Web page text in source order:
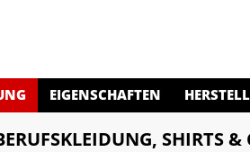
EIGENSCHAFTEN
SHIRTS